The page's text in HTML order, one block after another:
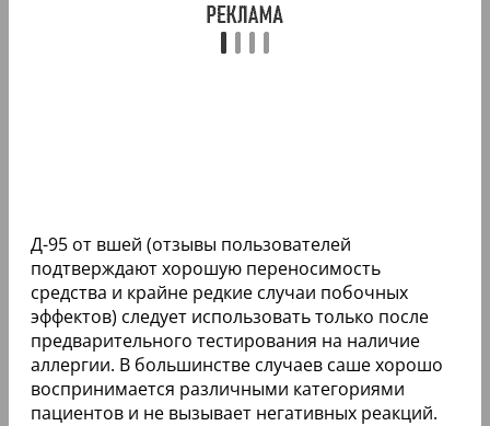
Д-95 от вшей (отзывы пользователей
подтверждают хорошую переносимость
средства и крайне редкие случаи побочных
эффектов) следует использовать только после
предварительного тестирования на наличие
аллергии. В большинстве случаев саше хорошо
воспринимается различными категориями
пациентов и не вызывает негативных реакций.